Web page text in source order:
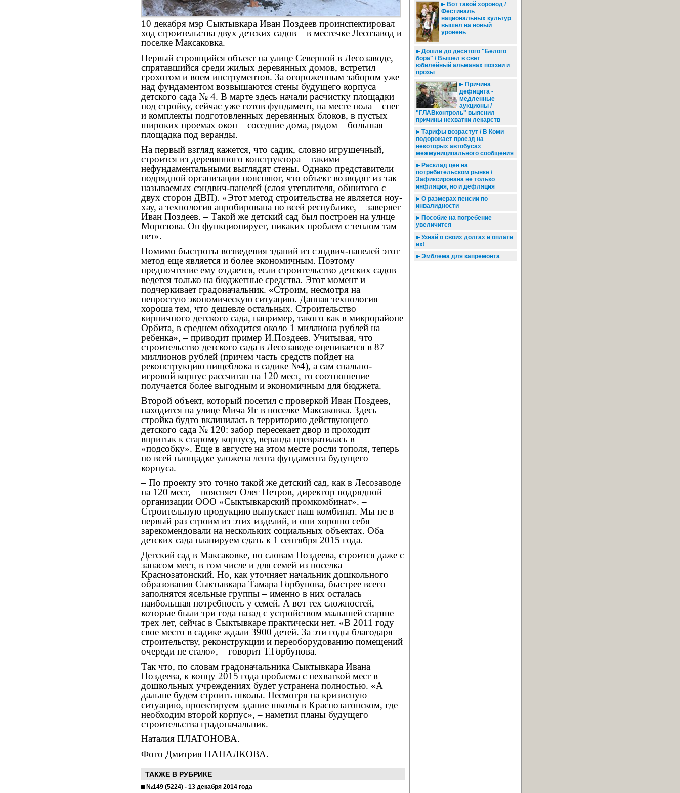
10 декабря мэр Сыктывкара Иван Поздеев проинспектировал
ход строительства двух детских садов – в местечке Лесозавод и
поселке Максаковка.
Первый строящийся объект на улице Северной в Лесозаводе,
спрятавшийся среди жилых деревянных домов, встретил
грохотом и воем инструментов. За огороженным забором уже
над фундаментом возвышаются стены будущего корпуса
детского сада № 4. В марте здесь начали расчистку площадки
под стройку, сейчас уже готов фундамент, на месте пола – снег
и комплекты подготовленных деревянных блоков, в пустых
широких проемах окон – соседние дома, рядом – большая
площадка под веранды.
На первый взгляд кажется, что садик, словно игрушечный,
строится из деревянного конструктора – такими
нефундаментальными выглядят стены. Однако представители
подрядной организации поясняют, что объект возводят из так
называемых сэндвич-панелей (слоя утеплителя, обшитого с
двух сторон ДВП). «Этот метод строительства не является ноу-
хау, а технология апробирована по всей республике, – заверяет
Иван Поздеев. – Такой же детский сад был построен на улице
Морозова. Он функционирует, никаких проблем с теплом там
нет».
Помимо быстроты возведения зданий из сэндвич-панелей этот
метод еще является и более экономичным. Поэтому
предпочтение ему отдается, если строительство детских садов
ведется только на бюджетные средства. Этот момент и
подчеркивает градоначальник. «Строим, несмотря на
непростую экономическую ситуацию. Данная технология
хороша тем, что дешевле остальных. Строительство
кирпичного детского сада, например, такого как в микрорайоне
Орбита, в среднем обходится около 1 миллиона рублей на
ребенка», – приводит пример И.Поздеев. Учитывая, что
строительство детского сада в Лесозаводе оценивается в 87
миллионов рублей (причем часть средств пойдет на
реконструкцию пищеблока в садике №4), а сам спально-
игровой корпус рассчитан на 120 мест, то соотношение
получается более выгодным и экономичным для бюджета.
Второй объект, который посетил с проверкой Иван Поздеев,
находится на улице Мича Яг в поселке Максаковка. Здесь
стройка будто вклинилась в территорию действующего
детского сада № 120: забор пересекает двор и проходит
впритык к старому корпусу, веранда превратилась в
«подсобку». Еще в августе на этом месте росли тополя, теперь
по всей площадке уложена лента фундамента будущего
корпуса.
– По проекту это точно такой же детский сад, как в Лесозаводе
на 120 мест, – поясняет Олег Петров, директор подрядной
организации ООО «Сыктывкарский промкомбинат». –
Строительную продукцию выпускает наш комбинат. Мы не в
первый раз строим из этих изделий, и они хорошо себя
зарекомендовали на нескольких социальных объектах. Оба
детских сада планируем сдать к 1 сентября 2015 года.
Детский сад в Максаковке, по словам Поздеева, строится даже с
запасом мест, в том числе и для семей из поселка
Краснозатонский. Но, как уточняет начальник дошкольного
образования Сыктывкара Тамара Горбунова, быстрее всего
заполнятся ясельные группы – именно в них осталась
наибольшая потребность у семей. А вот тех сложностей,
которые были три года назад с устройством малышей старше
трех лет, сейчас в Сыктывкаре практически нет. «В 2011 году
свое место в садике ждали 3900 детей. За эти годы благодаря
строительству, реконструкции и переоборудованию помещений
очереди не стало», – говорит Т.Горбунова.
Так что, по словам градоначальника Сыктывкара Ивана
Поздеева, к концу 2015 года проблема с нехваткой мест в
дошкольных учреждениях будет устранена полностью. «А
дальше будем строить школы. Несмотря на кризисную
ситуацию, проектируем здание школы в Краснозатонском, где
необходим второй корпус», – наметил планы будущего
строительства градоначальник.
Наталия ПЛАТОНОВА.
Фото Дмитрия НАПАЛКОВА.
ТАКЖЕ В РУБРИКЕ
№149 (5224) - 13 декабря 2014 года
Вот такой хоровод /
Фестиваль
национальных культур
вышел на новый
уровень
Дошли до десятого "Белого
бора" / Вышел в свет
юбилейный альманах поэзии и
прозы
Причина
дефицита -
медленные
аукционы /
"ГЛАВконтроль" выяснил
причины нехватки лекарств
Тарифы возрастут / В Коми
подорожает проезд на
некоторых автобусах
межмуниципального сообщения
Расклад цен на
потребительском рынке /
Зафиксирована не только
инфляция, но и дефляция
О размерах пенсии по
инвалидности
Пособие на погребение
увеличится
Узнай о своих долгах и оплати
их!
Эмблема для капремонта